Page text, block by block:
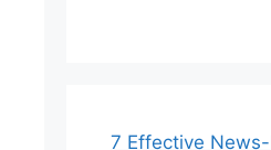
7 Effective